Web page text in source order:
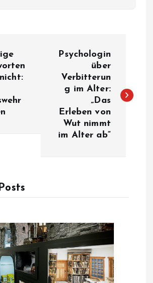
Psychologin
über
Verbitterun
g im Alter:
„Das
Erleben von
Wut nimmt
im Alter ab“